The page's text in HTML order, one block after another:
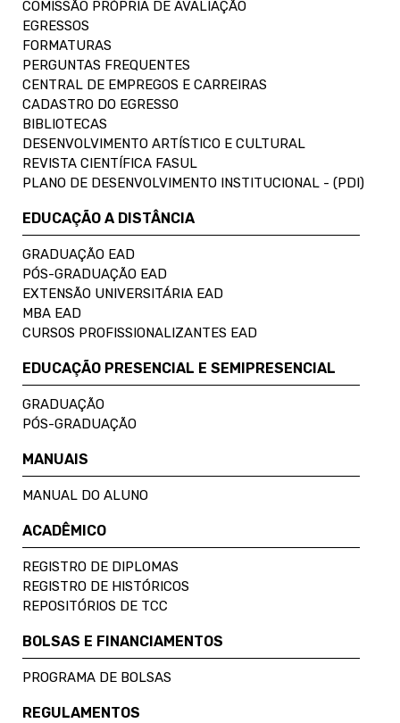
COMISSÃO PRÓPRIA DE AVALIAÇÃO
EGRESSOS
FORMATURAS
PERGUNTAS FREQUENTES
CENTRAL DE EMPREGOS E CARREIRAS
CADASTRO DO EGRESSO
BIBLIOTECAS
DESENVOLVIMENTO ARTÍSTICO E CULTURAL
REVISTA CIENTÍFICA FASUL
PLANO DE DESENVOLVIMENTO INSTITUCIONAL - (PDI)
EDUCAÇÃO A DISTÂNCIA
GRADUAÇÃO EAD
PÓS-GRADUAÇÃO EAD
EXTENSÃO UNIVERSITÁRIA EAD
MBA EAD
CURSOS PROFISSIONALIZANTES EAD
EDUCAÇÃO PRESENCIAL E SEMIPRESENCIAL
GRADUAÇÃO
PÓS-GRADUAÇÃO
MANUAIS
MANUAL DO ALUNO
ACADÊMICO
REGISTRO DE DIPLOMAS
REGISTRO DE HISTÓRICOS
REPOSITÓRIOS DE TCC
BOLSAS E FINANCIAMENTOS
PROGRAMA DE BOLSAS
REGULAMENTOS